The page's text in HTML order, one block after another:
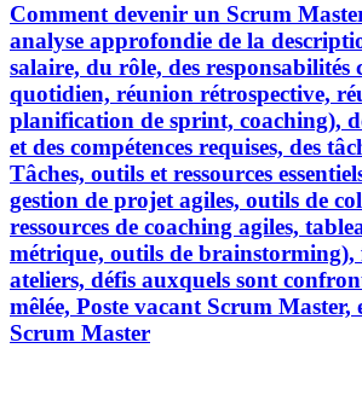
Comment devenir un Scrum
analyse approfondie de la
salaire, du rôle, des responsabilités
quotidien, réunion rétrospective,
planification de sprint, coaching),
et des compétences requises, des
Tâches, outils et ressources
gestion de projet agiles, outils de
ressources de coaching agiles,
métrique, outils de brainstorming),
ateliers, défis auxquels sont
mêlée, Poste vacant Scrum Master,
Scrum Master